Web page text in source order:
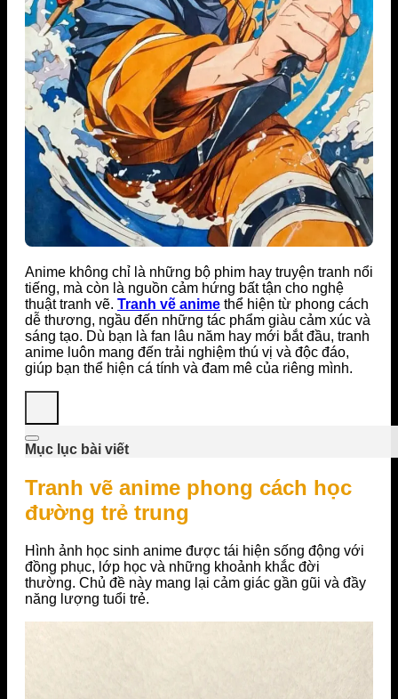
Anime không chỉ là những bộ phim hay truyện tranh nổi
tiếng, mà còn là nguồn cảm hứng bất tận cho nghệ
thuật tranh vẽ. Tranh vẽ anime thể hiện từ phong cách
dễ thương, ngầu đến những tác phẩm giàu cảm xúc và
sáng tạo. Dù bạn là fan lâu năm hay mới bắt đầu, tranh
anime luôn mang đến trải nghiệm thú vị và độc đáo,
giúp bạn thể hiện cá tính và đam mê của riêng mình.
Mục lục bài viết
Tranh vẽ anime phong cách học
đường trẻ trung
Hình ảnh học sinh anime được tái hiện sống động với
đồng phục, lớp học và những khoảnh khắc đời
thường. Chủ đề này mang lại cảm giác gần gũi và đầy
năng lượng tuổi trẻ.